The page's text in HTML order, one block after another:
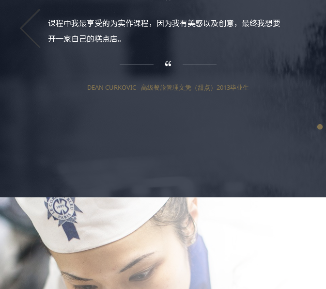
课程中我最享受的为实作课程，因为我有美感以及创意，最终我想要
开一家自己的糕点店。
DEAN CURKOVIC - 高级餐旅管理文凭（甜点）2013毕业生